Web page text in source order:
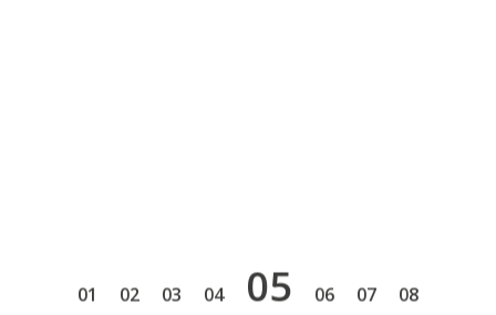
1 2 3 4 5 6 7 8